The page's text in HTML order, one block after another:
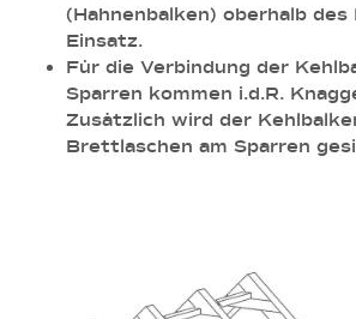
(Hahnenbalken) oberhalb des
Einsatz.
Für die Verbindung der
Sparren kommen i.d.R.
Zusätzlich wird der
Brettlaschen am Sparren